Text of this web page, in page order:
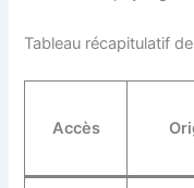
Tableau récapitulatif
Accès